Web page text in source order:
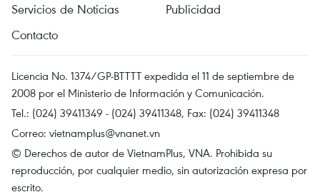
Servicios de Noticias
Publicidad
Contacto
Licencia No. 1374/GP-BTTTT expedida el 11 de septiembre de
2008 por el Ministerio de Información y Comunicación.
Tel.: (024) 39411349 - (024) 39411348, Fax: (024) 39411348
Correo: vietnamplus@vnanet.vn
© Derechos de autor de VietnamPlus, VNA. Prohibida su
reproducción, por cualquier medio, sin autorización expresa por
escrito.